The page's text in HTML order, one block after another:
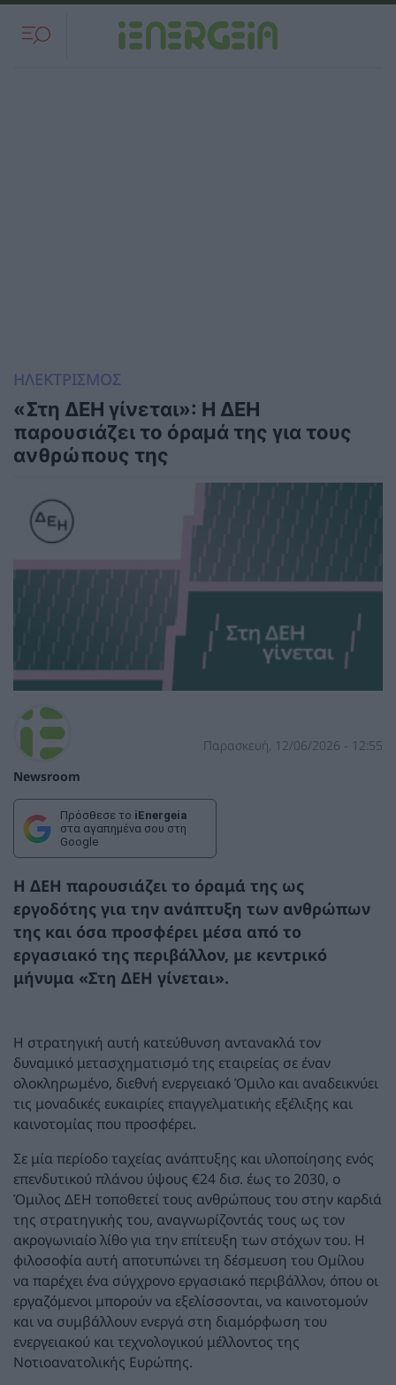
ΗΛΕΚΤΡΙΣΜΟΣ
«Στη ΔΕΗ γίνεται»: Η ΔΕΗ
παρουσιάζει το όραμά της για τους
ανθρώπους της
Newsroom
Παρασκευή, 12/06/2026 - 12:55
Πρόσθεσε το iEnergeia
στα αγαπημένα σου στη
Google
Η ΔΕΗ παρουσιάζει το όραμά της ως
εργοδότης για την ανάπτυξη των ανθρώπων
της και όσα προσφέρει μέσα από το
εργασιακό της περιβάλλον, με κεντρικό
μήνυμα «Στη ΔΕΗ γίνεται».
Η στρατηγική αυτή κατεύθυνση αντανακλά τον
δυναμικό μετασχηματισμό της εταιρείας σε έναν
ολοκληρωμένο, διεθνή ενεργειακό Όμιλο και αναδεικνύει
τις μοναδικές ευκαιρίες επαγγελματικής εξέλιξης και
καινοτομίας που προσφέρει.
Σε μία περίοδο ταχείας ανάπτυξης και υλοποίησης ενός
επενδυτικού πλάνου ύψους €24 δισ. έως το 2030, ο
Όμιλος ΔΕΗ τοποθετεί τους ανθρώπους του στην καρδιά
της στρατηγικής του, αναγνωρίζοντάς τους ως τον
ακρογωνιαίο λίθο για την επίτευξη των στόχων του. Η
φιλοσοφία αυτή αποτυπώνει τη δέσμευση του Ομίλου
να παρέχει ένα σύγχρονο εργασιακό περιβάλλον, όπου οι
εργαζόμενοι μπορούν να εξελίσσονται, να καινοτομούν
και να συμβάλλουν ενεργά στη διαμόρφωση του
ενεργειακού και τεχνολογικού μέλλοντος της
Νοτιοανατολικής Ευρώπης.